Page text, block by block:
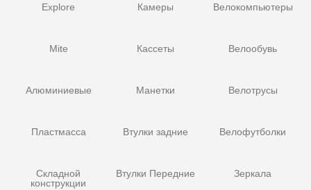
Explore
Mite
Алюминиевые
Пластмасса
Складной
конструкции
Камеры
Кассеты
Манетки
Втулки задние
Втулки Передние
Велокомпьютеры
Велообувь
Велотрусы
Велофутболки
Зеркала